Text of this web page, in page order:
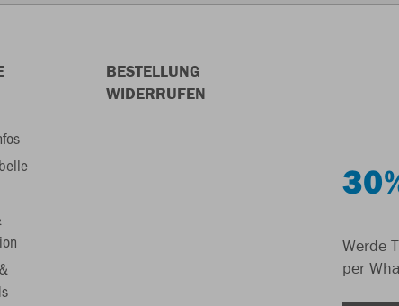
BESTELLUNG
WIDERRUFEN
Werde
per